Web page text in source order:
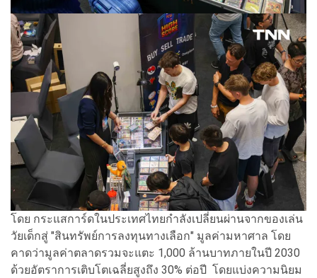
โดย กระแสการ์ดในประเทศไทยกำลังเปลี่ยนผ่านจากของเล่น
วัยเด็กสู่ "สินทรัพย์การลงทุนทางเลือก" มูลค่ามหาศาล โดย
คาดว่ามูลค่าตลาดรวมจะแตะ 1,000 ล้านบาทภายในปี 2030
ด้วยอัตราการเติบโตเฉลี่ยสูงถึง 30% ต่อปี โดยแบ่งความนิยม